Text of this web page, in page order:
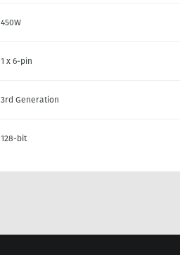
450W
1 x 6-pin
3rd Generation
128-bit